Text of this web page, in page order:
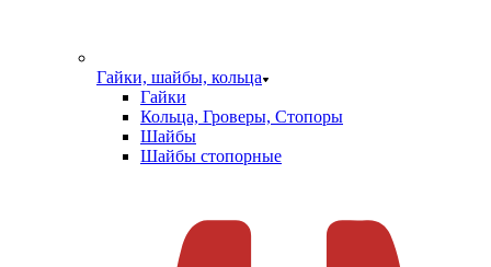
Гайки, шайбы, кольца
Гайки
Кольца, Гроверы, Стопоры
Шайбы
Шайбы стопорные